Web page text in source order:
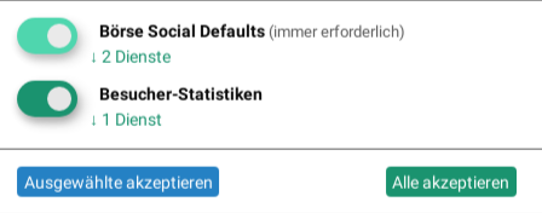
Lufthansa, RBI - kommentiert...
... im ATX. Daniel Riedl (CEO) Holger
(IR) Herwig Teufelsdorfer
(Board Member ...
22.03.2017
Inbox: Buwog: Ergebnisse der ersten neun Monate 2016/17
... im ATX. Daniel Riedl (CEO)
(IR) Herwig Teufelsdorfer
(Board Member ...
Börse Social Defaults (immer erforderlich)
↓ 2 Dienste
Besucher-Statistiken
↓ 1 Dienst
Ausgewählte akzeptieren Alle akzeptieren